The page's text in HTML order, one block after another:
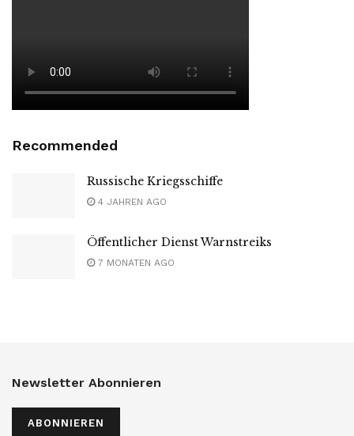
Recommended
Russische Kriegsschiffe
4 JAHREN AGO
Öffentlicher Dienst Warnstreiks
7 MONATEN AGO
Newsletter Abonnieren
ABONNIEREN